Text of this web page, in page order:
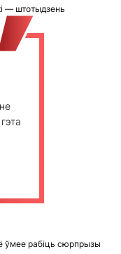
— штотыдзень
ўмее рабіць сюрпрызы